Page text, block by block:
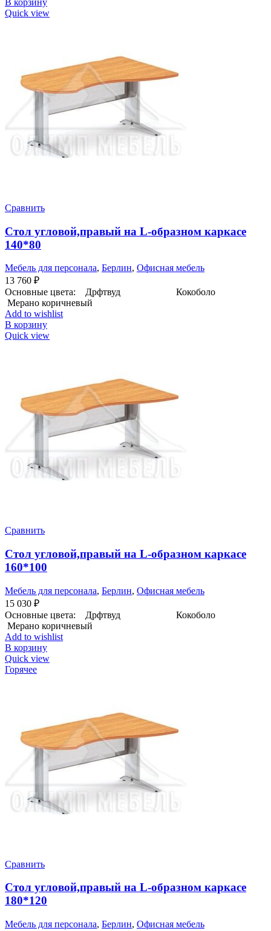
Quick view
Сравнить
Стол угловой,правый на L-образном каркасе
140*80
Мебель для персонала, Берлин, Офисная мебель
13 760 ₽
Основные цвета: Дрфтвуд Кокоболо
Мерано коричневый
Add to wishlist
В корзину
Quick view
Сравнить
Стол угловой,правый на L-образном каркасе
160*100
Мебель для персонала, Берлин, Офисная мебель
15 030 ₽
Основные цвета: Дрфтвуд Кокоболо
Мерано коричневый
Add to wishlist
В корзину
Quick view
Горячее
Сравнить
Стол угловой,правый на L-образном каркасе
180*120
Мебель для персонала, Берлин, Офисная мебель